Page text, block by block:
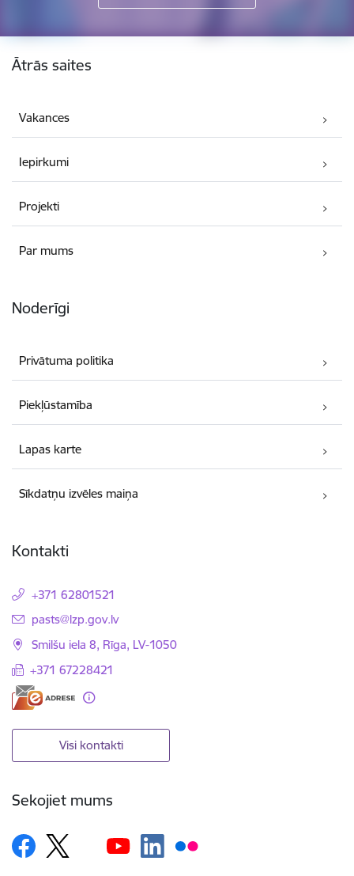
Kājene
Ātrās saites
Vakances
Iepirkumi
Projekti
Par mums
Noderīgi
Privātuma politika
Piekļūstamība
Lapas karte
Sīkdatņu izvēles maiņa
Kontakti
+371 62801521
E-pasts:
pasts@lzp.gov.lv
Smilšu iela 8, Rīga, LV-1050
+371 67228421
Visi kontakti
Sekojiet mums